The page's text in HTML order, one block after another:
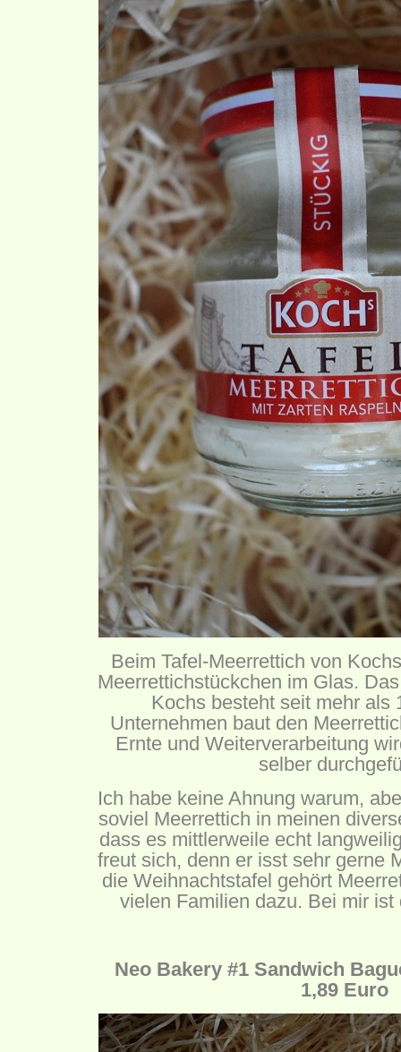
Beim Tafel-Meerrettich von
Meerrettichstückchen im Glas.
Kochs besteht seit mehr als
Unternehmen baut den
Ernte und Weiterverarbeitung
selber
Ich habe keine Ahnung warum,
soviel Meerrettich in meinen
dass es mittlerweile echt
freut sich, denn er isst sehr gerne
die Weihnachtstafel gehört
vielen Familien dazu. Bei mir
Neo Bakery #1 Sandwich
1,89 Euro